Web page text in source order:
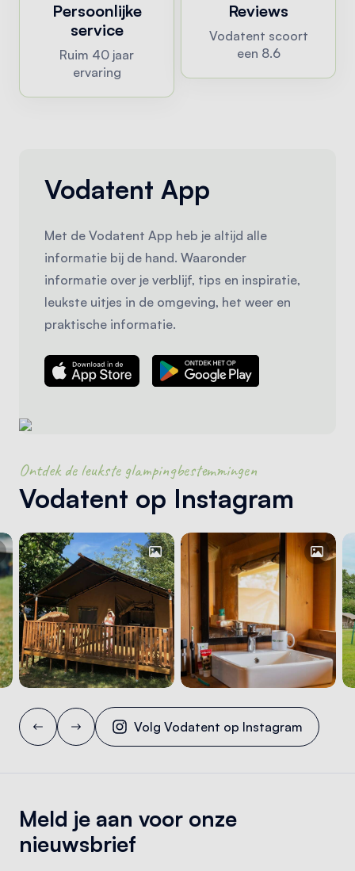
Persoonlijke
service
Ruim 40 jaar
ervaring
Reviews
Vodatent scoort
een 8.6
Vodatent App
Met de Vodatent App heb je altijd alle
informatie bij de hand. Waaronder
informatie over je verblijf, tips en inspiratie,
leukste uitjes in de omgeving, het weer en
praktische informatie.
Ontdek de leukste glampingbestemmingen
Vodatent op Instagram
Volg Vodatent op Instagram
Meld je aan voor onze
nieuwsbrief